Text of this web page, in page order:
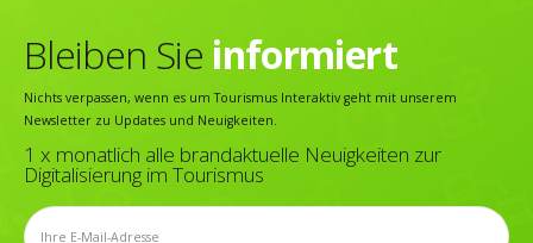
Bleiben Sie informiert
Nichts verpassen, wenn es um Tourismus Interaktiv geht mit unserem
Newsletter zu Updates und Neuigkeiten.
1 x monatlich alle brandaktuelle Neuigkeiten zur
Digitalisierung im Tourismus